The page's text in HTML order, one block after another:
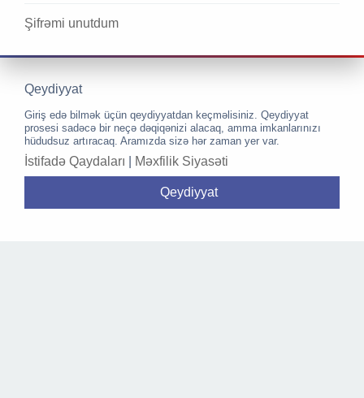
Şifrəmi unutdum
Qeydiyyat
Giriş edə bilmək üçün qeydiyyatdan keçməlisiniz. Qeydiyyat
prosesi sadəcə bir neçə dəqiqənizi alacaq, amma imkanlarınızı
hüdudsuz artıracaq. Aramızda sizə hər zaman yer var.
İstifadə Qaydaları Məxfilik Siyasəti
Qeydiyyat